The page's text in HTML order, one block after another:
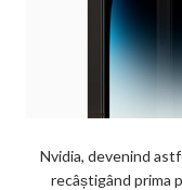
Nvidia, devenind
recâștigând prima